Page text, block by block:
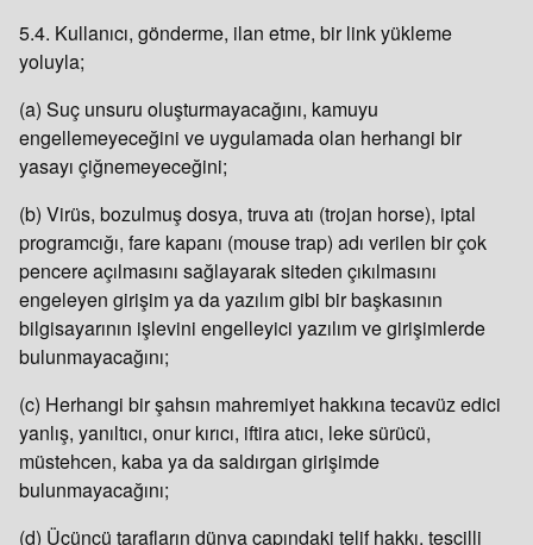
5.4. Kullanıcı, gönderme, ilan etme, bir link yükleme
yoluyla;
(a) Suç unsuru oluşturmayacağını, kamuyu
engellemeyeceğini ve uygulamada olan herhangi bir
yasayı çiğnemeyeceğini;
(b) Virüs, bozulmuş dosya, truva atı (trojan horse), iptal
programcığı, fare kapanı (mouse trap) adı verilen bir çok
pencere açılmasını sağlayarak siteden çıkılmasını
engeleyen girişim ya da yazılım gibi bir başkasının
bilgisayarının işlevini engelleyici yazılım ve girişimlerde
bulunmayacağını;
(c) Herhangi bir şahsın mahremiyet hakkına tecavüz edici
yanlış, yanıltıcı, onur kırıcı, iftira atıcı, leke sürücü,
müstehcen, kaba ya da saldırgan girişimde
bulunmayacağını;
(d) Üçüncü tarafların dünya çapındaki telif hakkı, tescilli